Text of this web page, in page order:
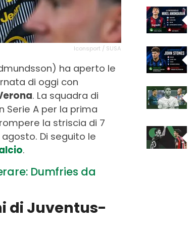
Iconsport / SUSA
ha aperto le
di oggi con
. La squadra di
Serie A per la prima
la striscia di 7
Di seguito le
.
Dumfries da
di Juventus-